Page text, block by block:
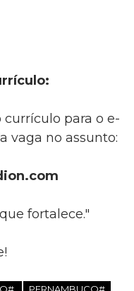
currículo para o e-
vaga no assunto:
fortalece."